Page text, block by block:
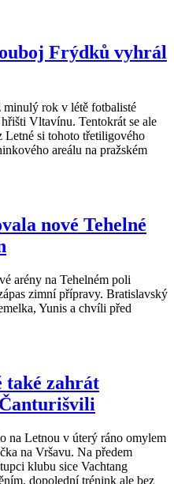
Frýdků vyhrál
rok v létě fotbalisté
Vltavínu. Tentokrát se ale
Letné si tohoto třetiligového
areálu na pražském
nové Tehelné
arény na Tehelném poli
zimní přípravy. Bratislavský
Yunis a chvíli před
také zahrát
na Letnou v úterý ráno omylem
na Vršavu. Na předem
klubu sice Vachtang
dopolední trénink ale bez